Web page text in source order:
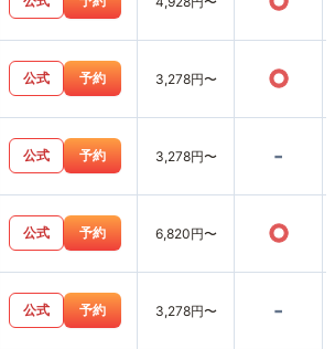
公式 予約 3,278円〜 ○
公式 予約 3,278円〜 -
公式 予約 6,820円〜 ○
公式 予約 3,278円〜 -